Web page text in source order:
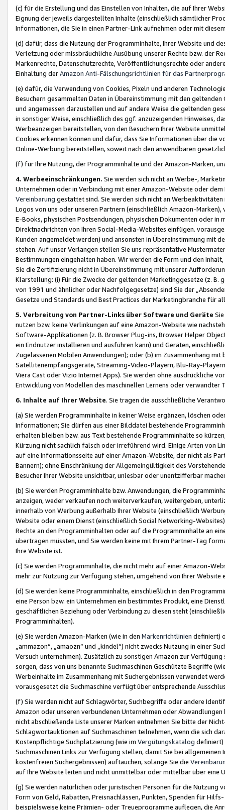
(c) für die Erstellung und das Einstellen von Inhalten, die auf Ihrer
Eignung der jeweils dargestellten Inhalte (einschließlich sämtlicher
Informationen, die Sie in einen Partner-Link aufnehmen oder mit
(d) dafür, dass die Nutzung der Programminhalte, Ihrer Website und
Verletzung oder missbräuchliche Ausübung unserer Rechte bzw. der
Markenrechte, Datenschutzrechte, Veröffentlichungsrechte oder
Einhaltung derAmazon Anti-Fälschungsrichtlinien für das
(e) dafür, die Verwendung von Cookies, Pixeln und anderen
Besuchern gesammelten Daten in Übereinstimmung mit den
und angemessen darzustellen und auf andere Weise die geltenden
in sonstiger Weise, einschließlich des ggf. anzuzeigenden Hinweises,
Werbeanzeigen bereitstellen, von den Besuchern Ihrer Website
Cookies erkennen können und dafür, dass Sie Informationen über die
Online-Werbung bereitstellen, soweit nach den anwendbaren
(f) für Ihre Nutzung, der Programminhalte und der Amazon-Marken,
4. Werbeeinschränkungen. Sie werden sich nicht an Werbe-,
Unternehmen oder in Verbindung mit einer Amazon-Website oder
Vereinbarung gestattet sind. Sie werden sich nicht an
Logos von uns oder unseren Partnern (einschließlich Amazon-
E-Books, physischen Postsendungen, physischen Dokumenten oder in
Direktnachrichten von Ihren Social-Media-Websites einfügen.
Kunden angemeldet werden) und ansonsten in Übereinstimmung mit
stehen. Auf unser Verlangen stellen Sie uns repräsentative
Bestimmungen eingehalten haben. Wir werden die Form und den
Sie die Zertifizierung nicht in Übereinstimmung mit unserer
Klarstellung: (i) Für die Zwecke der geltenden Marketinggesetze (z. B.
von 1991 und ähnlicher oder Nachfolgegesetze) sind Sie der
Gesetze und Standards und Best Practices der Marketingbranche für
5. Verbreitung von Partner-Links über Software und Geräte
nutzen bzw. keine Verlinkungen auf eine Amazon-Website wie
Software-Applikationen (z. B. Browser Plug-ins, Browser Helper
ein Endnutzer installieren und ausführen kann) und Geräten,
Zugelassenen Mobilen Anwendungen); oder (b) im Zusammenhang
Satellitenempfangsgeräte, Streaming-Video-Playern, Blu-Ray-
Viera Cast oder Vizio Internet Apps). Sie werden ohne ausdrückliche
Entwicklung von Modellen des maschinellen Lernens oder
6. Inhalte auf Ihrer Website. Sie tragen die ausschließliche
(a) Sie werden Programminhalte in keiner Weise ergänzen, löschen
Informationen; Sie dürfen aus einer Bilddatei bestehende
erhalten bleiben bzw. aus Text bestehende Programminhalte so
Kürzung nicht sachlich falsch oder irreführend wird. Einige Arten von
auf eine Informationsseite auf einer Amazon-Website, der nicht als
Bannern); ohne Einschränkung der Allgemeingültigkeit des
Besucher Ihrer Website unsichtbar, unlesbar oder unentzifferbar
(b) Sie werden Programminhalte bzw. Anwendungen, die
anzeigen, weder verkaufen noch weiterverkaufen, weitergeben,
innerhalb von Werbung außerhalb Ihrer Website (einschließlich
Website oder einem Dienst (einschließlich Social Networking-
Rechte an den Programminhalten oder auf die Programminhalte an
übertragen müssten, und Sie werden keine mit Ihrem Partner-Tag
Ihre Website ist.
(c) Sie werden Programminhalte, die nicht mehr auf einer Amazon-
mehr zur Nutzung zur Verfügung stehen, umgehend von Ihrer
(d) Sie werden keine Programminhalte, einschließlich in den
eine Person bzw. ein Unternehmen ein bestimmtes Produkt, eine
geschäftlichen Beziehung oder Verbindung zu diesen steht
Programminhalten).
(e) Sie werden Amazon-Marken (wie in den Markenrichtlinien definiert)
„ammazon“, „amaozn“ und „kindel“) nicht zwecks Nutzung in einer
Versuch unternehmen). Zusätzlich zu sonstigen Amazon zur
sorgen, dass von uns benannte Suchmaschinen Geschützte Begriffe
Werbeinhalte im Zusammenhang mit Suchergebnissen verwendet
vorausgesetzt die Suchmaschine verfügt über entsprechende
(f) Sie werden nicht auf Schlagwörter, Suchbegriffe oder andere
Amazon oder unseren verbundenen Unternehmen oder
nicht abschließende Liste unserer Marken entnehmen Sie bitte der
Schlagwortauktionen auf Suchmaschinen teilnehmen, wenn die sich
Kostenpflichtige Suchplatzierung (wie im Vergütungskatalog definiert)
Suchmaschinen Links zur Verfügung stellen, damit Sie bei
kostenfreien Suchergebnissen) auftauchen, solange Sie die
auf Ihre Website leiten und nicht unmittelbar oder mittelbar über eine
(g) Sie werden natürlichen oder juristischen Personen für die Nutzung
Form von Geld, Rabatten, Preisnachlässen, Punkten, Spenden für
beispielsweise keine Prämien- oder Treueprogramme auflegen, die